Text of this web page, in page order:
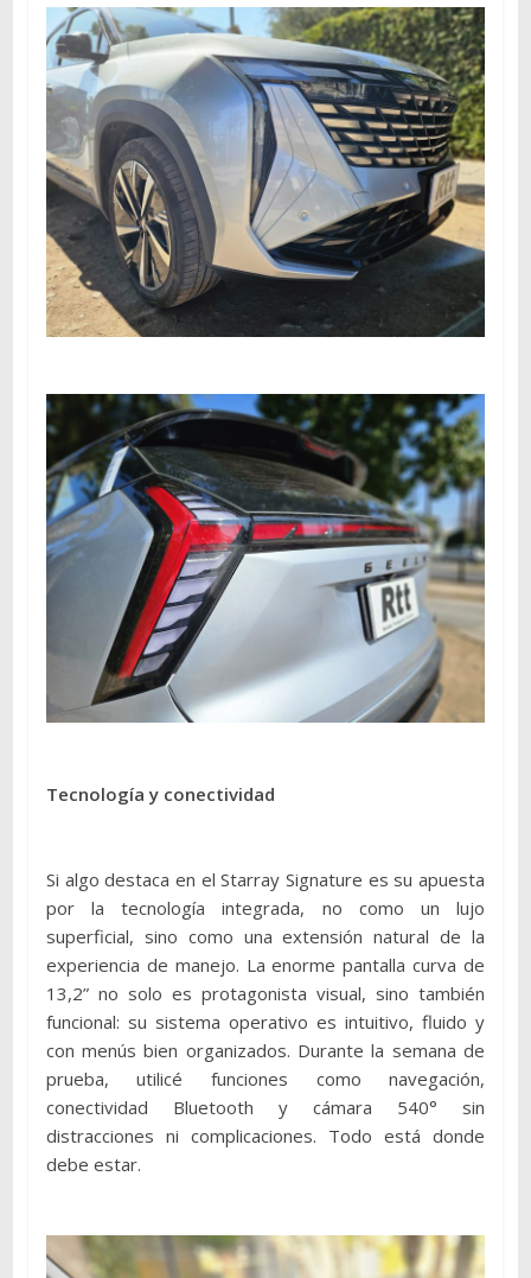
Tecnología y conectividad
Si algo destaca en el Starray Signature es su apuesta
por la tecnología integrada, no como un lujo
superficial, sino como una extensión natural de la
experiencia de manejo. La enorme pantalla curva de
13,2” no solo es protagonista visual, sino también
funcional: su sistema operativo es intuitivo, fluido y
con menús bien organizados. Durante la semana de
prueba, utilicé funciones como navegación,
conectividad Bluetooth y cámara 540° sin
distracciones ni complicaciones. Todo está donde
debe estar.